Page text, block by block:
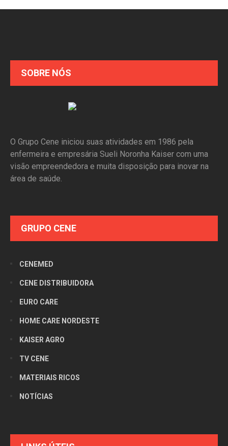
SOBRE NÓS
O Grupo Cene iniciou suas atividades em 1986 pela
enfermeira e empresária Sueli Noronha Kaiser com uma
visão empreendedora e muita disposição para inovar na
área de saúde.
GRUPO CENE
CENEMED
CENE DISTRIBUIDORA
EURO CARE
HOME CARE NORDESTE
KAISER AGRO
TV CENE
MATERIAIS RICOS
NOTÍCIAS